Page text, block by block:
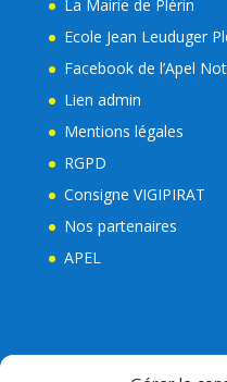
La Mairie de Plérin
Ecole Jean Leuduger
Facebook de l’Apel
Lien admin
Mentions légales
RGPD
Consigne VIGIPIRAT
Nos partenaires
APEL